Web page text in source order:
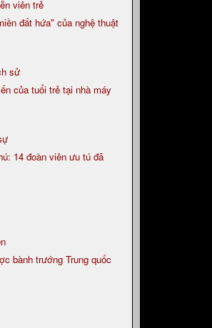
viên trẻ
đất hứa" của nghệ thuật
sử
của tuổi trẻ tại nhà máy
14 đoàn viên ưu tú đã
bành trướng Trung quốc